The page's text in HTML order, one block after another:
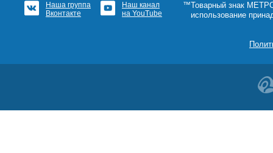
Наша группа
Вконтакте
Наш канал
на YouTube
™Товарный знак
использование